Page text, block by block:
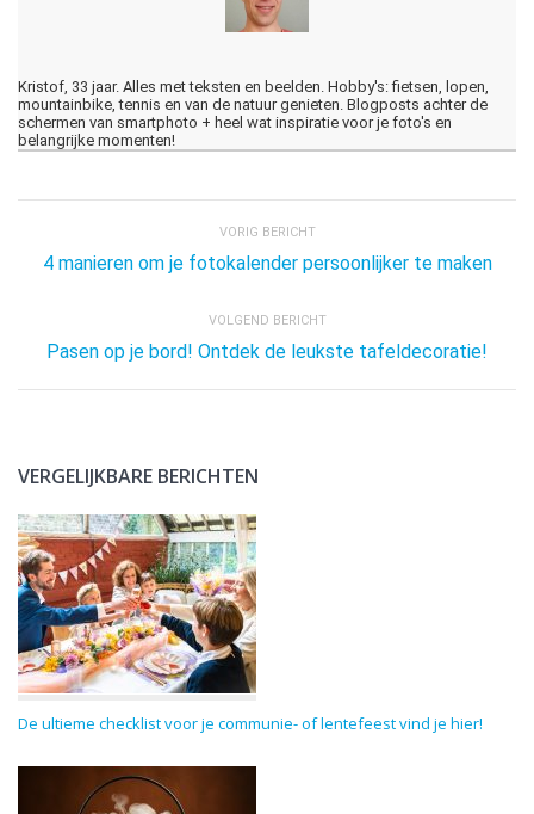
Kristof, 33 jaar. Alles met teksten en beelden. Hobby's: fietsen, lopen,
mountainbike, tennis en van de natuur genieten. Blogposts achter de
schermen van smartphoto + heel wat inspiratie voor je foto's en
belangrijke momenten!
VORIG BERICHT
4 manieren om je fotokalender persoonlijker te maken
VOLGEND BERICHT
Pasen op je bord! Ontdek de leukste tafeldecoratie!
VERGELIJKBARE BERICHTEN
De ultieme checklist voor je communie- of lentefeest vind je hier!